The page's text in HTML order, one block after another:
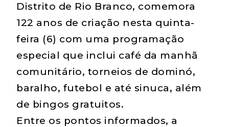
Distrito de Rio Branco, comemora
122 anos de criação nesta quinta-
feira (6) com uma programação
especial que inclui café da manhã
comunitário, torneios de dominó,
baralho, futebol e até sinuca, além
de bingos gratuitos.
Entre os pontos informados, a